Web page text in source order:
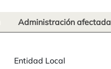
Administración afectada
Entidad Local